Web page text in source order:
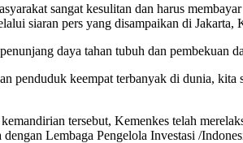
sangat kesulitan dan harus
siaran pers yang disampaikan di Jakarta,
daya tahan tubuh dan pembekuan
penduduk keempat terbanyak di dunia,
tersebut, Kemenkes telah
dengan Lembaga Pengelola Investasi /